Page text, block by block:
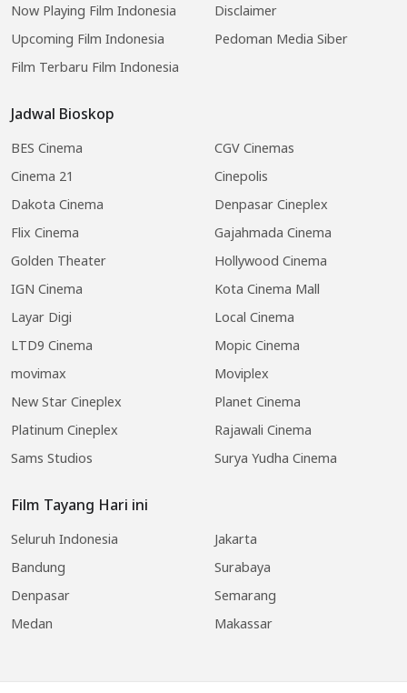
Now Playing Film Indonesia
Upcoming Film Indonesia
Film Terbaru Film Indonesia
Jadwal Bioskop
BES Cinema
CGV Cinemas
Cinema 21
Cinepolis
Dakota Cinema
Denpasar Cineplex
Flix Cinema
Gajahmada Cinema
Golden Theater
Hollywood Cinema
IGN Cinema
Kota Cinema Mall
Layar Digi
Local Cinema
LTD9 Cinema
Mopic Cinema
movimax
Moviplex
New Star Cineplex
Planet Cinema
Platinum Cineplex
Rajawali Cinema
Sams Studios
Surya Yudha Cinema
Film Tayang Hari ini
Seluruh Indonesia
Jakarta
Bandung
Surabaya
Denpasar
Semarang
Medan
Makassar
Disclaimer
Pedoman Media Siber